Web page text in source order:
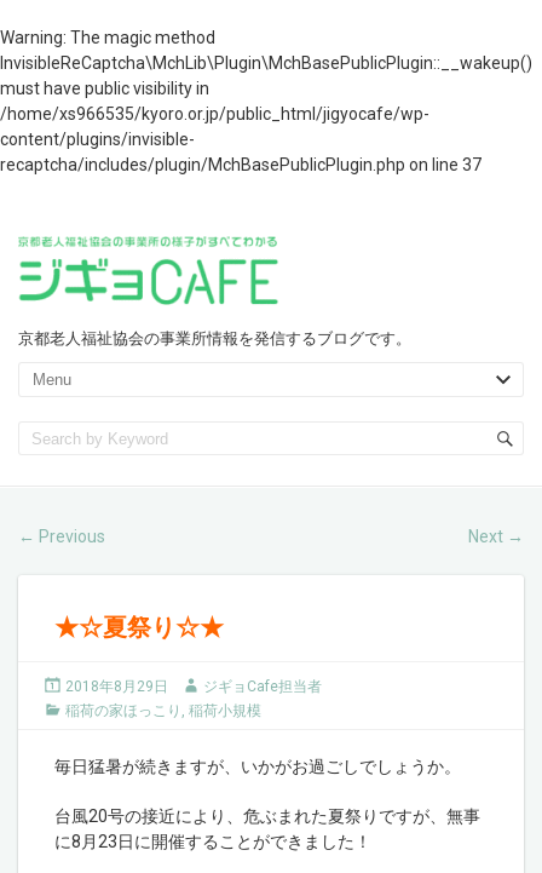
Warning: The magic method
InvisibleReCaptcha\MchLib\Plugin\MchBasePublicPlugin::__wakeup()
must have public visibility in
/home/xs966535/kyoro.or.jp/public_html/jigyocafe/wp-
content/plugins/invisible-
recaptcha/includes/plugin/MchBasePublicPlugin.php on line 37
京都老人福祉協会の事業所情報を発信するブログです。
← Previous Next →
★☆夏祭り☆★
2018年8月29日
ジギョCafe担当者
稲荷の家ほっこり , 稲荷小規模
毎日猛暑が続きますが、いかがお過ごしでしょうか。
台風20号の接近により、危ぶまれた夏祭りですが、無事
に8月23日に開催することができました！